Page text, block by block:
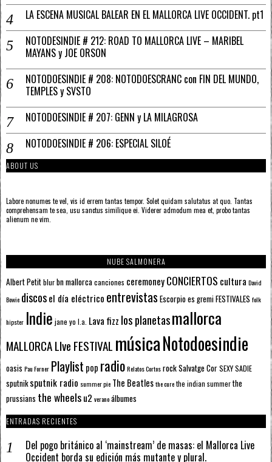
LA ESCENA MUSICAL BALEAR EN EL MALLORCA LIVE OCCIDENT. pt1
NOTODESINDIE # 212: ROAD TO MALLORCA LIVE – MARIBEL
MAYANS y JOE ORSON
NOTODOESINDIE # 208: NOTODOESCRANC con FIN DEL MUNDO,
TEMPLES y SVSTO
NOTODOESINDIE # 207: GENN y LA MILAGROSA
NOTODOESINDIE # 206: ESPECIAL SILOÉ
ABOUT US
Labore nonumes te vel, vis id errem tantas tempor. Solet quidam salutatus at quo. Tantas
comprehensam te sea, usu sanctus similique ei. Viderer admodum mea et, probo tantas
alienum ne vim.
NUBE SALMONERA
Albert Petitblurbn mallorcacanciones ceremoneyCONCIERTOS cultura David
Bowie discosel día eléctrico entrevistas Escorpioes gremiFESTIVALES folk
hipster Indie jane yo l.a. Lava fizz los planetasmallorca
MALLORCA LIve FESTIVAL músicaNotodoesindie
oasis Pau Forner Playlist pop radioRelatos CortosrockSalvatge CorSEXY SADIE
sputnik sputnik radio summer pie The Beatlesthe curethe indian summerthe
prussians the wheelsu2 veranoálbumes
ENTRADAS RECIENTES
Del pogo británico al ‘mainstream’ de masas: el Mallorca Live
Occident borda su edición más mutante y plural.